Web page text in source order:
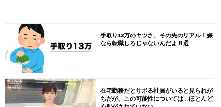
手取り13万のキツさ、その先のリアル！嫌
なら転職しろじゃないんだよ８選
在宅勤務だとサボる社員がいると見られが
ちだが、この可能性については…ほとんど